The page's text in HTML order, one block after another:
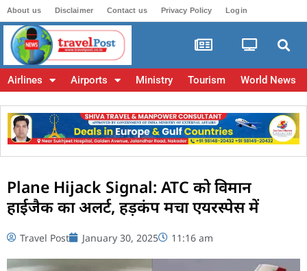
About us Disclaimer Contact us Privacy Policy Login
Airlines Airports Ministry Tourism World News
Plane Hijack Signal: ATC को विमान
हाईजैक का अलर्ट, हड़कंप मचा एयरस्पेस में
Travel Post January 30, 2025 11:16 am